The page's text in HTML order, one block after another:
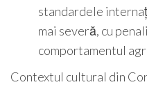
standardele
mai severă, cu
comportamentul
Contextul cultural din